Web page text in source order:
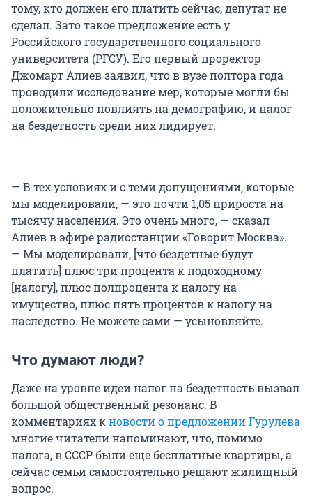
тому, кто должен его платить сейчас, депутат не
сделал. Зато такое предложение есть у
Российского государственного социального
университета (РГСУ). Его первый проректор
Джомарт Алиев заявил, что в вузе полтора года
проводили исследование мер, которые могли бы
положительно повлиять на демографию, и налог
на бездетность среди них лидирует.
— В тех условиях и с теми допущениями, которые
мы моделировали, — это почти 1,05 прироста на
тысячу населения. Это очень много, — сказал
Алиев в эфире радиостанции «Говорит Москва».
— Мы моделировали, [что бездетные будут
платить] плюс три процента к подоходному
[налогу], плюс полпроцента к налогу на
имущество, плюс пять процентов к налогу на
наследство. Не можете сами — усыновляйте.
Что думают люди?
Даже на уровне идеи налог на бездетность вызвал
большой общественный резонанс. В
комментариях кновости о предложении Гурулева
многие читатели напоминают, что, помимо
налога, в СССР были еще бесплатные квартиры, а
сейчас семьи самостоятельно решают жилищный
вопрос.